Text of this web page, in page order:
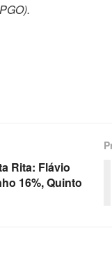
Rita: Flávio
16%, Quinto